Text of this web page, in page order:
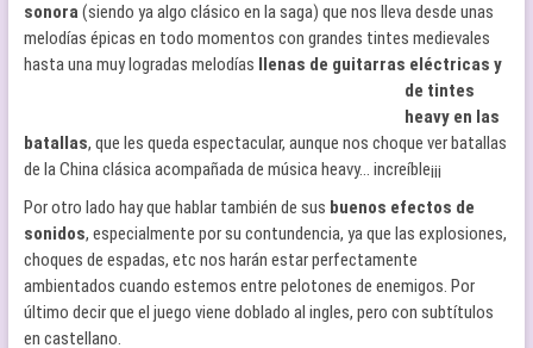
sonora(siendo ya algo clásico en la saga) que nos lleva desde unas
melodías épicas en todo momentos con grandes tintes medievales
hasta una muy logradas melodías llenas de guitarras eléctricas y
de tintes
heavy en las
batallas, que les queda espectacular, aunque nos choque ver batallas
de la China clásica acompañada de música heavy… increíble¡¡¡
Por otro lado hay que hablar también de sus buenos efectos de
sonidos, especialmente por su contundencia, ya que las explosiones,
choques de espadas, etc nos harán estar perfectamente
ambientados cuando estemos entre pelotones de enemigos. Por
último decir que el juego viene doblado al ingles, pero con subtítulos
en castellano.